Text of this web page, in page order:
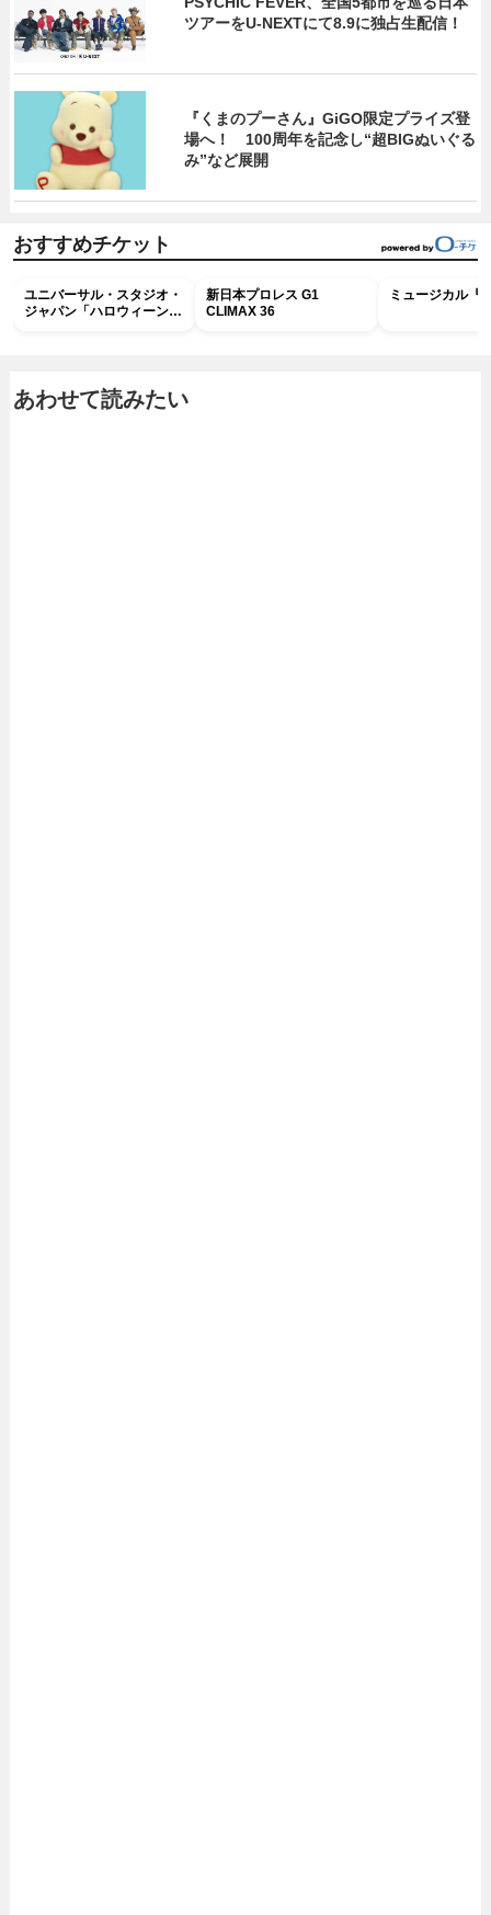
ツアーをU‐NEXTにて8.9に独占生配信！
『くまのプーさん』GiGO限定プライズ登
場へ！ 100周年を記念し“超BIGぬいぐる
み”など展開
おすすめチケット
ユニバーサル・スタジオ・
ジャパン「ハロウィーン・
新日本プロレス G1
CLIMAX 36
ミュージカル『
あわせて読みたい